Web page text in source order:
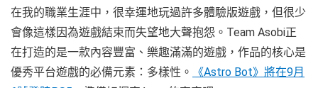
在我的職業生涯中，很幸運地玩過許多體驗版遊戲，但很少
會像這樣因為遊戲結束而失望地大聲抱怨。Team Asobi正
在打造的是一款內容豐富、樂趣滿滿的遊戲，作品的核心是
優秀平台遊戲的必備元素：多樣性。
《Astro Bot》將在9月